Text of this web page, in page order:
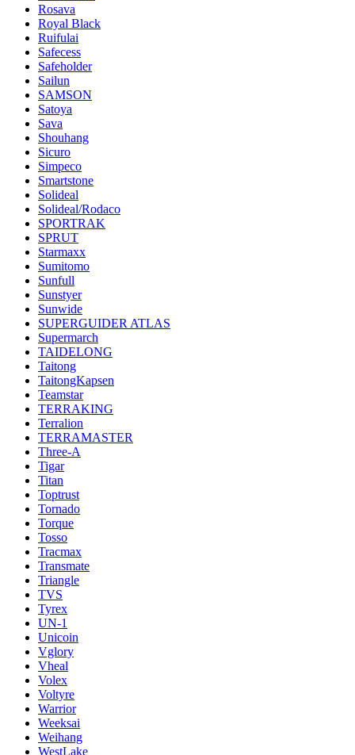
Rosava
Royal Black
Ruifulai
Safecess
Safeholder
Sailun
SAMSON
Satoya
Sava
Shouhang
Sicuro
Simpeco
Smartstone
Solideal
Solideal/Rodaco
SPORTRAK
SPRUT
Starmaxx
Sumitomo
Sunfull
Sunstyer
Sunwide
SUPERGUIDER ATLAS
Supermarch
TAIDELONG
Taitong
TaitongKapsen
Teamstar
TERRAKING
Terralion
TERRAMASTER
Three-A
Tigar
Titan
Toptrust
Tornado
Torque
Tosso
Tracmax
Transmate
Triangle
TVS
Tyrex
UN-1
Unicoin
Vglory
Vheal
Volex
Voltyre
Warrior
Weeksai
Weihang
WestLake